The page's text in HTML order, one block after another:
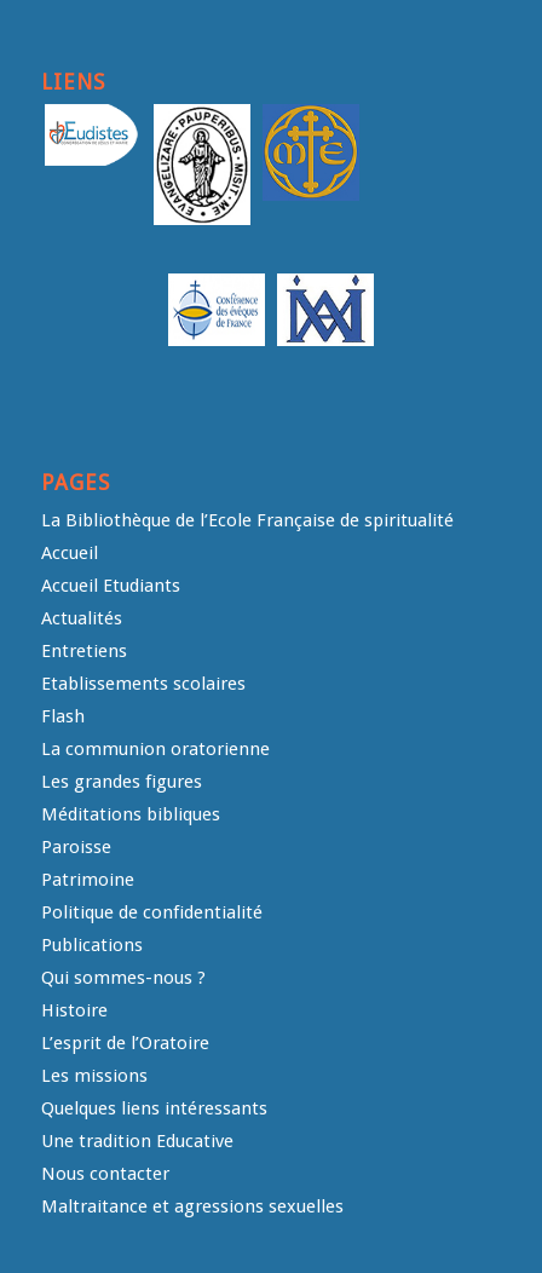
LIENS
PAGES
La Bibliothèque de l’Ecole Française de spiritualité
Accueil
Accueil Etudiants
Actualités
Entretiens
Etablissements scolaires
Flash
La communion oratorienne
Les grandes figures
Méditations bibliques
Paroisse
Patrimoine
Politique de confidentialité
Publications
Qui sommes-nous ?
Histoire
L’esprit de l’Oratoire
Les missions
Quelques liens intéressants
Une tradition Educative
Nous contacter
Maltraitance et agressions sexuelles